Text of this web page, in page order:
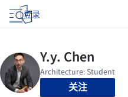
登录
关注